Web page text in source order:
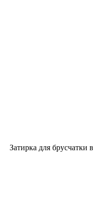
Затирка для брусчатки